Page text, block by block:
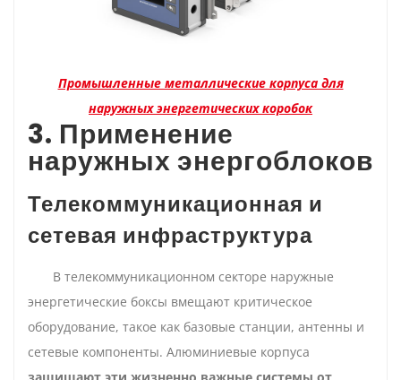
Промышленные металлические корпуса для
наружных энергетических коробок
3. Применение
наружных энергоблоков
Телекоммуникационная и
сетевая инфраструктура
В телекоммуникационном секторе наружные
энергетические боксы вмещают критическое
оборудование, такое как базовые станции, антенны и
сетевые компоненты. Алюминиевые корпуса
защищают эти жизненно важные системы от